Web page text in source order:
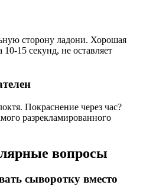
сторону ладони. Хорошая
15 секунд, не оставляет
Покраснение через час?
разрекламированного
вопросы
сыворотку вместо